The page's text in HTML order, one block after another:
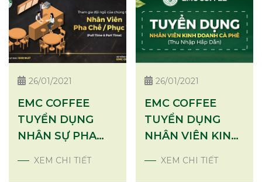
26/01/2021
EMC COFFEE
TUYỂN DỤNG
NHÂN SỰ PHA
CHẾ, PHỤC VỤ
XEM CHI TIẾT
26/01/2021
EMC COFFEE
TUYỂN DỤNG
NHÂN VIÊN KINH
XEM CHI TIẾT